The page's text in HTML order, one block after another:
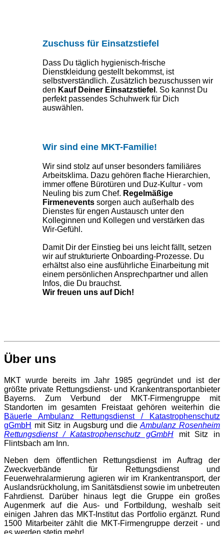
Zuschuss für Einsatzstiefel
Dass Du täglich hygienisch-frische
Dienstkleidung gestellt bekommst, ist
selbstverständlich. Zusätzlich bezuschussen wir
den Kauf Deiner Einsatzstiefel . So kannst Du
perfekt passendes Schuhwerk für Dich
auswählen.
Wir sind eine MKT-Familie!
Wir sind stolz auf unser besonders familiäres
Arbeitsklima. Dazu gehören flache Hierarchien,
immer offene Bürotüren und Duz-Kultur - vom
Neuling bis zum Chef. Regelmäßige
Firmenevents sorgen auch außerhalb des
Dienstes für engen Austausch unter den
Kolleginnen und Kollegen und verstärken das
Wir-Gefühl.
Damit Dir der Einstieg bei uns leicht fällt, setzen
wir auf strukturierte Onboarding-Prozesse. Du
erhältst also eine ausführliche Einarbeitung mit
einem persönlichen Ansprechpartner und allen
Infos, die Du brauchst.
Wir freuen uns auf Dich!
Über uns
MKT wurde bereits im Jahr 1985 gegründet und ist der
größte private Rettungsdienst- und Krankentransportanbieter
Bayerns. Zum Verbund der MKT-Firmengruppe mit
Standorten im gesamten Freistaat gehören weiterhin die
Bäuerle Ambulanz Rettungsdienst / Katastrophenschutz
gGmbH mit Sitz in Augsburg und die Ambulanz Rosenheim
Rettungsdienst / Katastrophenschutz gGmbH mit Sitz in
Flintsbach am Inn.
Neben dem öffentlichen Rettungsdienst im Auftrag der
Zweckverbände für Rettungsdienst und
Feuerwehralarmierung agieren wir im Krankentransport, der
Auslandsrückholung, im Sanitätsdienst sowie im unbetreuten
Fahrdienst. Darüber hinaus legt die Gruppe ein großes
Augenmerk auf die Aus- und Fortbildung, weshalb seit
einigen Jahren das MKT-Institut das Portfolio ergänzt. Rund
1500 Mitarbeiter zählt die MKT-Firmengruppe derzeit - und
es werden stetig mehr!